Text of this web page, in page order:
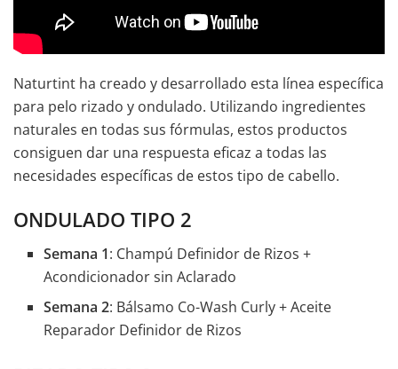
Naturtint ha creado y desarrollado esta línea específica
para pelo rizado y ondulado. Utilizando ingredientes
naturales en todas sus fórmulas, estos productos
consiguen dar una respuesta eficaz a todas las
necesidades específicas de estos tipo de cabello.
ONDULADO TIPO 2
Semana 1: Champú Definidor de Rizos +
Acondicionador sin Aclarado
Semana 2: Bálsamo Co-Wash Curly + Aceite
Reparador Definidor de Rizos